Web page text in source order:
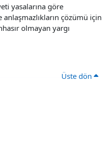
yasalarına göre
çözümü için
olmayan yargı
Üste dön